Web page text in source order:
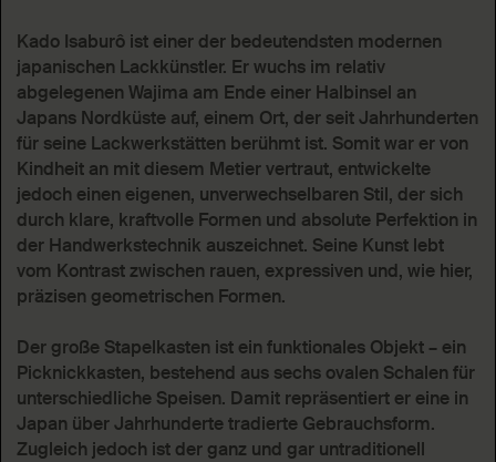
Kado Isaburô ist einer der bedeutendsten modernen
japanischen Lackkünstler. Er wuchs im relativ
abgelegenen Wajima am Ende einer Halbinsel an
Japans Nordküste auf, einem Ort, der seit Jahrhunderten
für seine Lackwerkstätten berühmt ist. Somit war er von
Kindheit an mit diesem Metier vertraut, entwickelte
jedoch einen eigenen, unverwechselbaren Stil, der sich
durch klare, kraftvolle Formen und absolute Perfektion in
der Handwerkstechnik auszeichnet. Seine Kunst lebt
vom Kontrast zwischen rauen, expressiven und, wie hier,
präzisen geometrischen Formen.
Der große Stapelkasten ist ein funktionales Objekt – ein
Picknickkasten, bestehend aus sechs ovalen Schalen für
unterschiedliche Speisen. Damit repräsentiert er eine in
Japan über Jahrhunderte tradierte Gebrauchsform.
Zugleich jedoch ist der ganz und gar untraditionell